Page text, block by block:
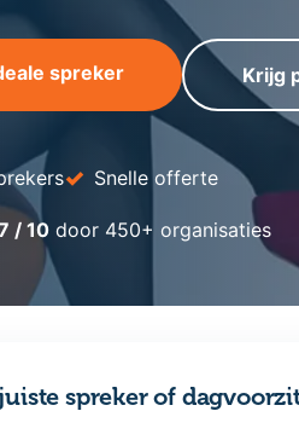
spreker Krijg
✓ Snelle offerte
/ 10 door 450+ organisaties
spreker of